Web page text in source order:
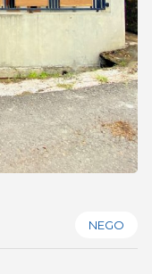
NEGO